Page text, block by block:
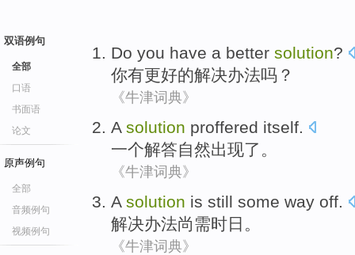
双语例句
全部
口语
书面语
论文
原声例句
全部
音频例句
视频例句
Do you have a better solution?
你有更好的解决办法吗？
《牛津词典》
A solution proffered itself.
一个解答自然出现了。
《牛津词典》
A solution is still some way off
解决办法尚需时日 。
《牛津词典》